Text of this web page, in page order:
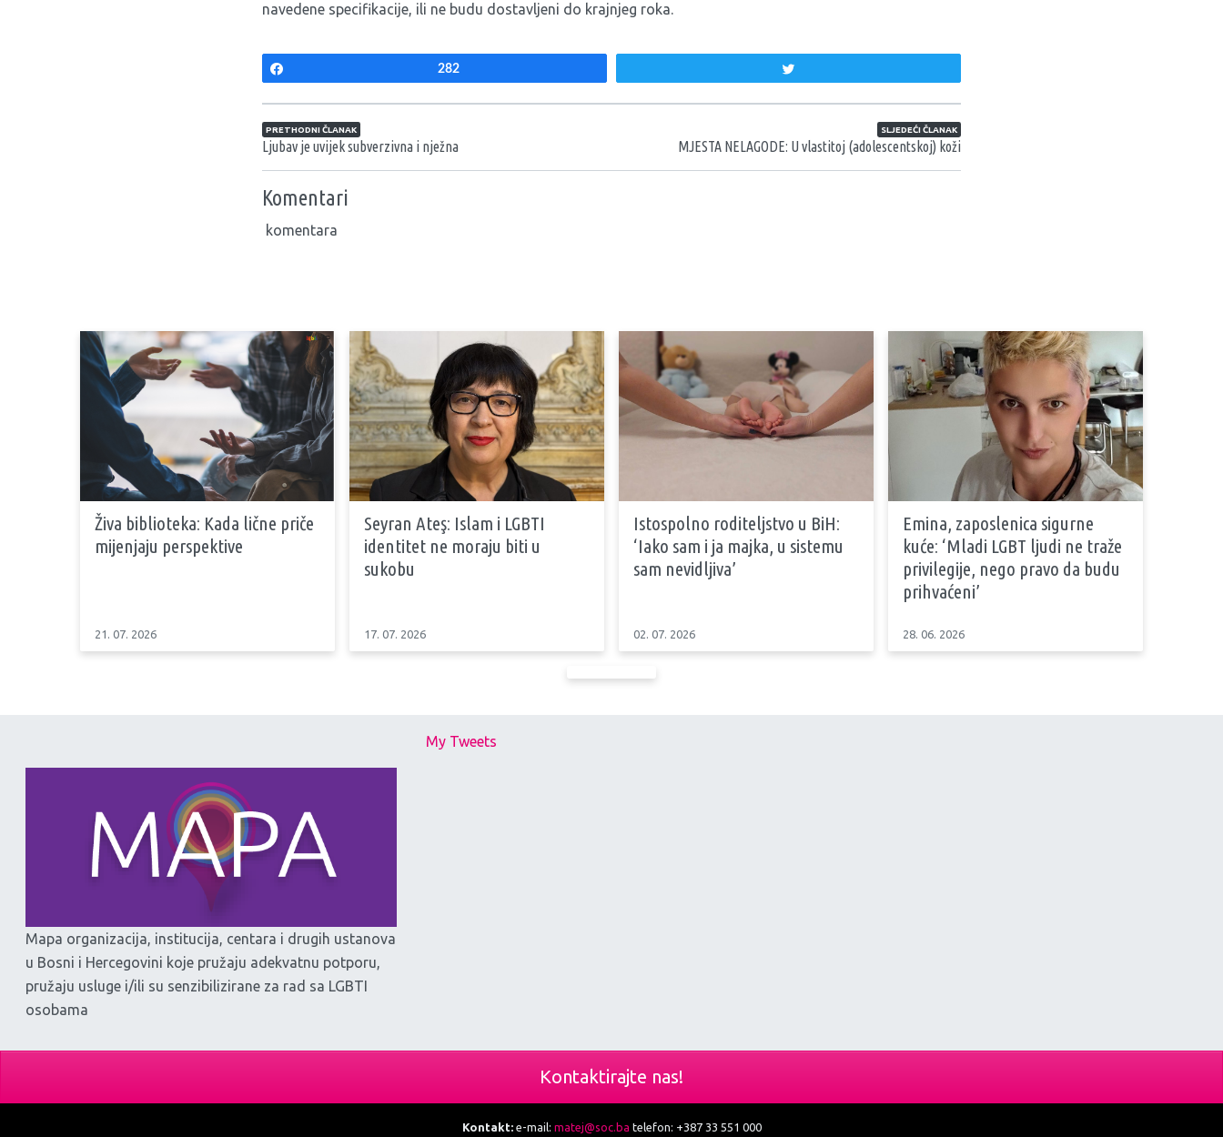
navedene specifikacije, ili ne budu dostavljeni do krajnjeg roka.
282
Navigacija članaka
PRETHODNI ČLANAK
Ljubav je uvijek subverzivna i nježna
SLJEDEĆI ČLANAK
MJESTA NELAGODE: U vlastitoj (adolescentskoj) koži
Komentari
komentara
Živa biblioteka: Kada lične priče
mijenjaju perspektive
21. 07. 2026
Seyran Ateş: Islam i LGBTI
identitet ne moraju biti u
sukobu
17. 07. 2026
Istospolno roditeljstvo u BiH:
‘Iako sam i ja majka, u sistemu
sam nevidljiva’
02. 07. 2026
Emina, zaposlenica sigurne
kuće: ‘Mladi LGBT ljudi ne traže
privilegije, nego pravo da budu
prihvaćeni’
28. 06. 2026
Mapa organizacija, institucija, centara i drugih ustanova
u Bosni i Hercegovini koje pružaju adekvatnu potporu,
pružaju usluge i/ili su senzibilizirane za rad sa LGBTI
osobama
My Tweets
Kontaktirajte nas!
Kontakt:e-mail: matej@soc.ba telefon: +387 33 551 000